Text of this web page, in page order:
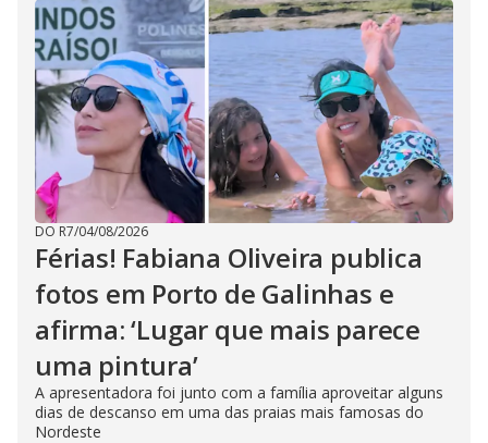
DO R7/04/08/2026
Férias! Fabiana Oliveira publica
fotos em Porto de Galinhas e
afirma: ‘Lugar que mais parece
uma pintura’
A apresentadora foi junto com a família aproveitar alguns
dias de descanso em uma das praias mais famosas do
Nordeste